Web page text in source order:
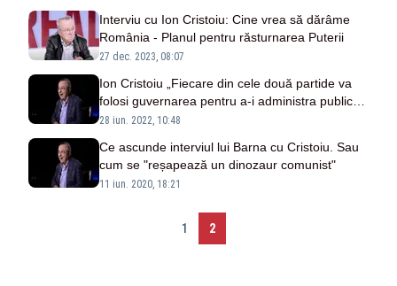
Interviu cu Ion Cristoiu: Cine vrea să dărâme
România - Planul pentru răsturnarea Puterii
27 dec. 2023, 08:07
Ion Cristoiu „Fiecare din cele două partide va
folosi guvernarea pentru a-i administra public
celuilalt partid lovituri”
28 iun. 2022, 10:48
Ce ascunde interviul lui Barna cu Cristoiu. Sau
cum se "reșapează un dinozaur comunist"
11 iun. 2020, 18:21
1 2